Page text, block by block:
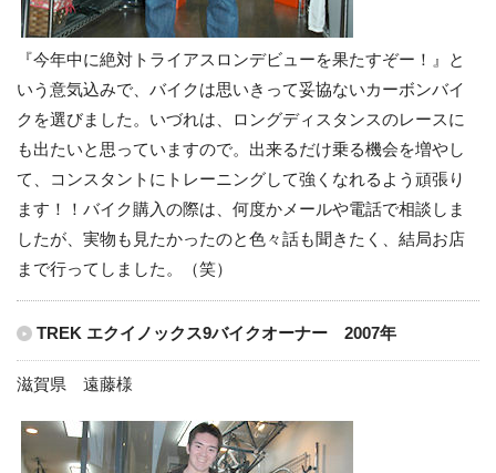
『今年中に絶対トライアスロンデビューを果たすぞー！』と
いう意気込みで、バイクは思いきって妥協ないカーボンバイ
クを選びました。いづれは、ロングディスタンスのレースに
も出たいと思っていますので。出来るだけ乗る機会を増やし
て、コンスタントにトレーニングして強くなれるよう頑張り
ます！！バイク購入の際は、何度かメールや電話で相談しま
したが、実物も見たかったのと色々話も聞きたく、結局お店
まで行ってしました。（笑）
TREK エクイノックス9バイクオーナー 2007年
滋賀県 遠藤様